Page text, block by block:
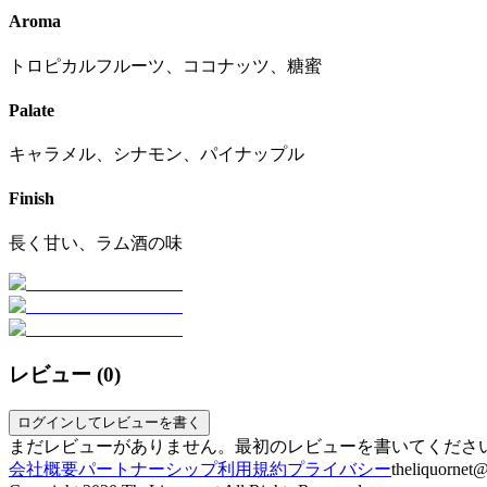
Aroma
トロピカルフルーツ、ココナッツ、糖蜜
Palate
キャラメル、シナモン、パイナップル
Finish
長く甘い、ラム酒の味
レビュー (0)
ログインしてレビューを書く
まだレビューがありません。最初のレビューを書いてくださ
会社概要パートナーシップ利用規約プライバシー